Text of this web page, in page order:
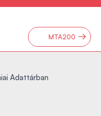
MTA200 →
Adattárban